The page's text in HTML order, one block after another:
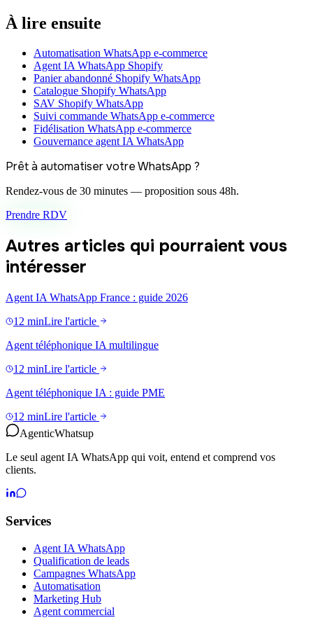
À lire ensuite
Automatisation WhatsApp e-commerce
Agent IA WhatsApp Shopify
Panier abandonné Shopify WhatsApp
Catalogue Shopify WhatsApp
SAV Shopify WhatsApp
Suivi commande WhatsApp e-commerce
Fidélisation WhatsApp e-commerce
Gouvernance agent IA WhatsApp
Prêt à automatiser votre WhatsApp ?
Rendez-vous de 30 minutes — proposition sous 48h.
Prendre RDV
Autres articles qui pourraient vous
intéresser
Agent IA WhatsApp France : guide 2026
12 minLire l'article
Agent téléphonique IA multilingue
12 minLire l'article
Agent téléphonique IA : guide PME
12 minLire l'article
AgenticWhatsup
Le seul agent IA WhatsApp qui voit, entend et comprend vos
clients.
Services
Agent IA WhatsApp
Qualification de leads
Campagnes WhatsApp
Automatisation
Marketing Hub
Agent commercial